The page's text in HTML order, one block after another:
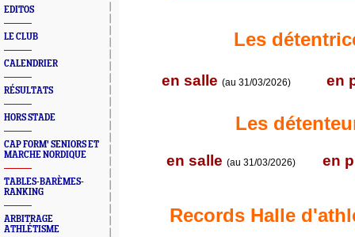
EDITOS
LE CLUB
CALENDRIER
RÉSULTATS
HORS STADE
CAP FORM' SENIORS ET
MARCHE NORDIQUE
TABLES-BARÈMES-
RANKING
ARBITRAGE
ATHLÉTISME
Les
en salle (au 31/03/2026) en
Les
en salle (au 31/03/2026) en
Records Halle